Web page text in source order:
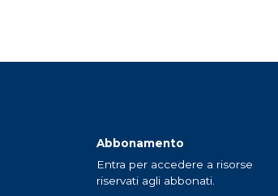
Abbonamento
Entra per accedere a risorse
riservati agli abbonati.